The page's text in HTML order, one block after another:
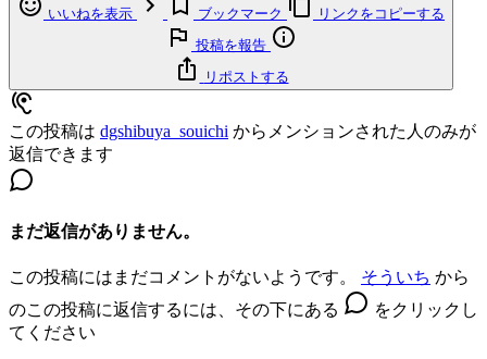
いいねを表示
ブックマーク
リンクをコピーする
投稿を報告
リポストする
この投稿は dgshibuya_souichi からメンションされた人のみが
返信できます
まだ返信がありません。
この投稿にはまだコメントがないようです。 そういち から
のこの投稿に返信するには、その下にある
をクリックし
てください